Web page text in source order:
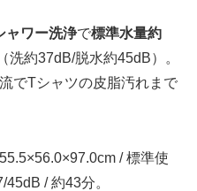
ャワー洗浄で標準水量約
洗約37dB/脱水約45dB）。
でTシャツの皮脂汚れまで
/ 標準使
/ 約43分。